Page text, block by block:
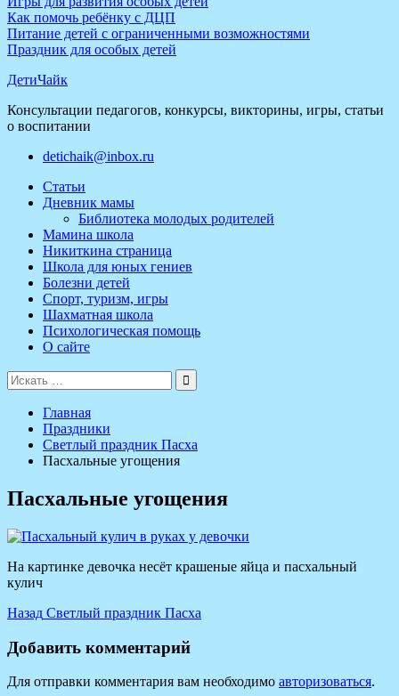
Как помочь ребёнку с ДЦП
Питание детей с ограниченными возможностями
Праздник для особых детей
ДетиЧайк
Консультации педагогов, конкурсы, викторины, игры, статьи
о воспитании
detichaik@inbox.ru
Статьи
Дневник мамы
Библиотека молодых родителей
Мамина школа
Никиткина страница
Школа для юных гениев
Болезни детей
Спорт, туризм, игры
Шахматная школа
Психологическая помощь
О сайте
Поиск
для:
Главная
Праздники
Светлый праздник Пасха
Пасхальные угощения
Пасхальные угощения
На картинке девочка несёт крашеные яйца и пасхальный
кулич
Навигация
по
записям
Назад Предыдущая
Светлый праздник Пасха
Добавить комментарий
Для отправки комментария вам необходимо авторизоваться.